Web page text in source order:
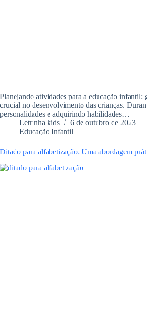
Planejando atividades para a educação
crucial no desenvolvimento das crianças.
personalidades e adquirindo habilidades…
Letrinha kids
6 de outubro de 2023
Educação Infantil
Ditado para alfabetização: Uma abordagem